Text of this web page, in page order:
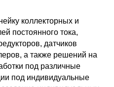
коллекторных и
постоянного тока,
датчиков
а также решений на
под различные
под индивидуальные